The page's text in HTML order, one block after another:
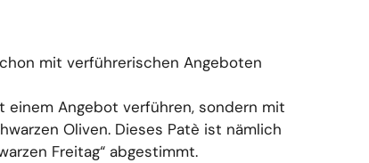
mit verführerischen Angeboten
einem Angebot verführen, sondern mit
Oliven. Dieses Patè ist nämlich
Freitag“ abgestimmt.